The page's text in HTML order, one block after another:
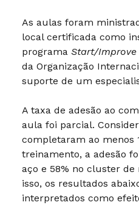
As aulas foram
local certificada como
programa Start/Improve
da Organização
suporte de um
A taxa de adesão ao
aula foi parcial.
completaram ao menos
treinamento, a adesão
aço e 58% no cluster
isso, os resultados
interpretados como